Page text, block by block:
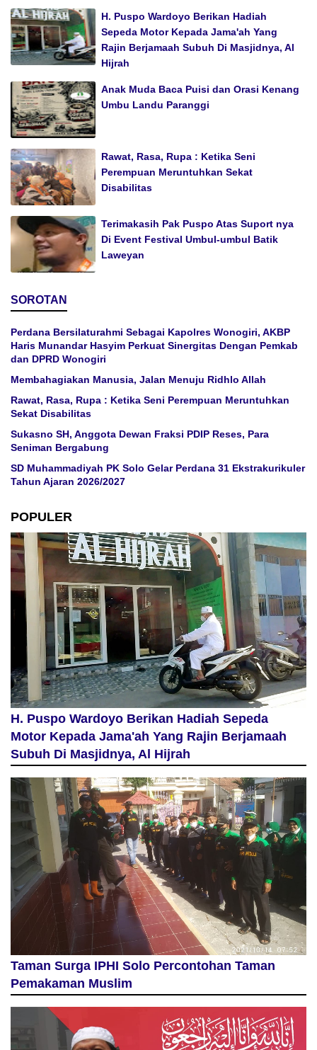
H. Puspo Wardoyo Berikan Hadiah
Sepeda Motor Kepada Jama'ah Yang
Rajin Berjamaah Subuh Di Masjidnya, Al
Hijrah
Anak Muda Baca Puisi dan Orasi Kenang
Umbu Landu Paranggi
Rawat, Rasa, Rupa : Ketika Seni
Perempuan Meruntuhkan Sekat
Disabilitas
Terimakasih Pak Puspo Atas Suport nya
Di Event Festival Umbul-umbul Batik
Laweyan
SOROTAN
Perdana Bersilaturahmi Sebagai Kapolres Wonogiri, AKBP
Haris Munandar Hasyim Perkuat Sinergitas Dengan Pemkab
dan DPRD Wonogiri
Membahagiakan Manusia, Jalan Menuju Ridhlo Allah
Rawat, Rasa, Rupa : Ketika Seni Perempuan Meruntuhkan
Sekat Disabilitas
Sukasno SH, Anggota Dewan Fraksi PDIP Reses, Para
Seniman Bergabung
SD Muhammadiyah PK Solo Gelar Perdana 31 Ekstrakurikuler
Tahun Ajaran 2026/2027
POPULER
H. Puspo Wardoyo Berikan Hadiah Sepeda
Motor Kepada Jama'ah Yang Rajin Berjamaah
Subuh Di Masjidnya, Al Hijrah
Taman Surga IPHI Solo Percontohan Taman
Pemakaman Muslim